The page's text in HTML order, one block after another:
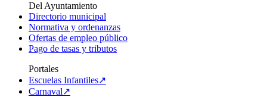
Del Ayuntamiento
Directorio municipal
Normativa y ordenanzas
Ofertas de empleo público
Pago de tasas y tributos
Portales
Escuelas Infantiles↗
Carnaval↗